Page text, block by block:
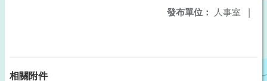
發布單位： 人事室 |
相關附件